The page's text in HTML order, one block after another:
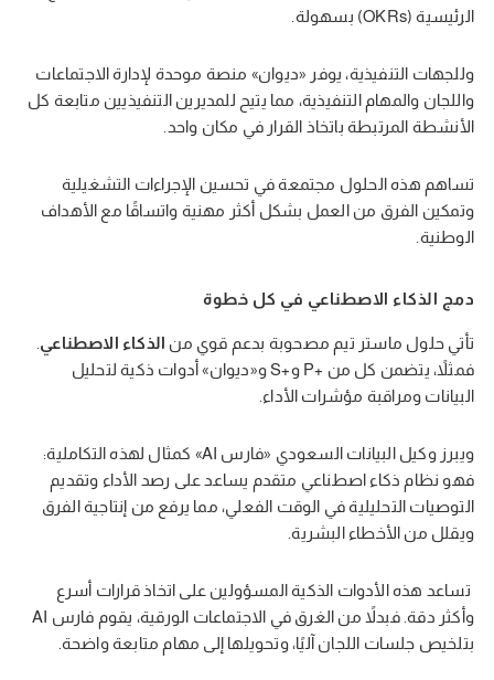
الرئيسية (OKRs) بسهولة.
وللجهات التنفيذية، يوفر «ديوان» منصة موحدة لإدارة الاجتماعات
واللجان والمهام التنفيذية، مما يتيح للمديرين التنفيذيين متابعة كل
الأنشطة المرتبطة باتخاذ القرار في مكان واحد.
تساهم هذه الحلول مجتمعة في تحسين الإجراءات التشغيلية
وتمكين الفرق من العمل بشكل أكثر مهنية واتساقًا مع الأهداف
الوطنية.
دمج الذكاء الاصطناعي في كل خطوة
تأتي حلول ماستر تيم مصحوبة بدعم قوي من الذكاء الاصطناعي
فمثلاً، يتضمن كل من +P و+S و«ديوان» أدوات ذكية لتحليل
البيانات ومراقبة مؤشرات الأداء.
ويبرز وكيل البيانات السعودي «فارس AI» كمثال لهذه التكاملية:
فهو نظام ذكاء اصطناعي متقدم يساعد على رصد الأداء وتقديم
التوصيات التحليلية في الوقت الفعلي، مما يرفع من إنتاجية الفرق
ويقلل من الأخطاء البشرية.
تساعد هذه الأدوات الذكية المسؤولين على اتخاذ قرارات أسرع
وأكثر دقة. فبدلاً من الغرق في الاجتماعات الورقية، يقوم فارس AI
بتلخيص جلسات اللجان آليًا، وتحويلها إلى مهام متابعة واضحة.